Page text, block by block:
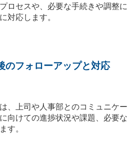
ロセスや、必要な手続きや調整に
対応します。
のフォローアップと対応
、上司や人事部とのコミュニケー
向けての進捗状況や課題、必要な
す。